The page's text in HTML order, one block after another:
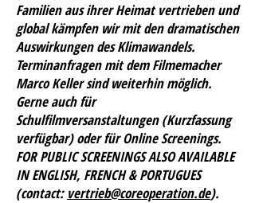
Familien aus ihrer Heimat vertrieben und
global kämpfen wir mit den dramatischen
Auswirkungen des Klimawandels.
Terminanfragen mit dem Filmemacher
Marco Keller sind weiterhin möglich.
Gerne auch für
Schulfilmversanstaltungen (Kurzfassung
verfügbar) oder für Online Screenings.
FOR PUBLIC SCREENINGS ALSO AVAILABLE
IN ENGLISH, FRENCH & PORTUGUES
(contact: vertrieb@coreoperation.de).